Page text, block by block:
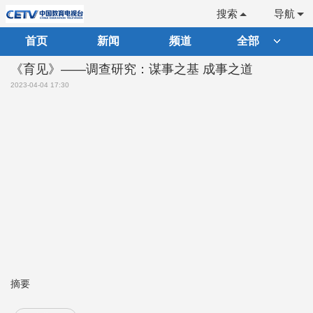
导航
搜索
首页 新闻 频道 全部
《育见》——调查研究：谋事之基 成事之道
2023-04-04 17:30
摘要